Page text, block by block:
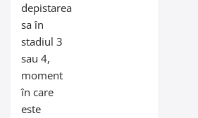
depistarea
sa în
stadiul 3
sau 4,
moment
în care
este